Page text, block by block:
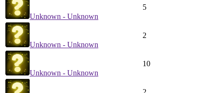
Unknown - Unknown
5
Unknown - Unknown
2
Unknown - Unknown
10